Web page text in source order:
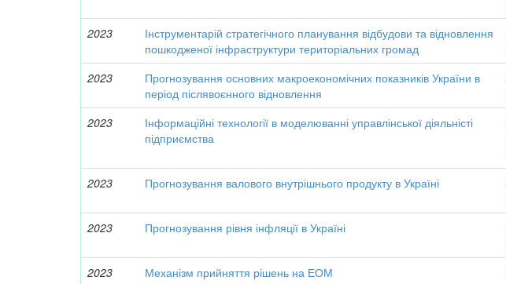
2023
Інструментарій стратегічного планування відбудови та відновлення
пошкодженої інфраструктури територіальних громад
2023
Прогнозування основних макроекономічних показників України в
період післявоєнного відновлення
2023
Інформаційні технології в моделюванні управлінської діяльністі
підприємства
2023
Прогнозування валового внутрішнього продукту в Україні
2023
Прогнозування рівня інфляції в Україні
2023
Механізм прийняття рішень на ЕОМ